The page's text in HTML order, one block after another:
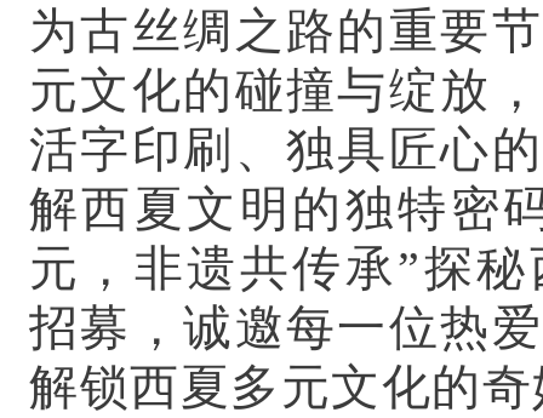
为古丝绸之路的重要
元文化的碰撞与绽放
活字印刷、独具匠心
解西夏文明的独特密
元，非遗共传承”探
招募，诚邀每一位热
解锁西夏多元文化的